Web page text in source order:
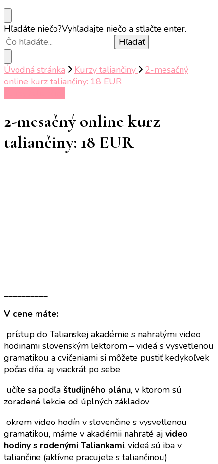
Hľadáte niečo?Vyhľadajte niečo a stlačte enter.
Úvodná stránka Kurzy taliančiny
2-mesačný
online kurz taliančiny: 18 EUR
2-mesačný online kurz
taliančiny: 18 EUR
__________
V cene máte:
prístup do Talianskej akadémie s nahratými video
hodinami slovenským lektorom – videá s vysvetlenou
gramatikou a cvičeniami si môžete pustiť kedykoľvek
počas dňa, aj viackrát po sebe
učíte sa podľa študijného plánu, v ktorom sú
zoradené lekcie od úplných základov
okrem video hodín v slovenčine s vysvetlenou
gramatikou, máme v akadémii nahraté aj video
hodiny s rodenými Taliankami, videá sú iba v
taliančine (aktívne pracujete s taliančinou)